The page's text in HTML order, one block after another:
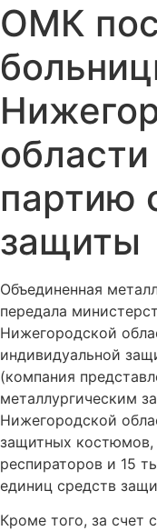
ОМК
партию
защиты
Объединенная
передала
Нижегородской
индивидуальной
(компания
металлургическим
Нижегородской
защитных костюмов,
респираторов и 15
единиц средств
Кроме того, за счет